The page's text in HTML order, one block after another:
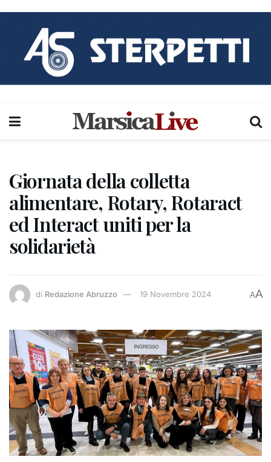
Giornata della colletta
alimentare, Rotary, Rotaract
ed Interact uniti per la
solidarietà
di Redazione Abruzzo 19 Novembre 2024 AA